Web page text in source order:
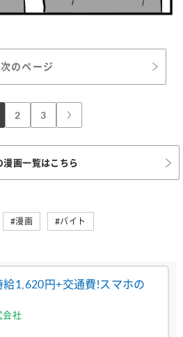
次のページ
2 3
漫画一覧はこちら
#漫画 #バイト
給1,620円+交通費!スマホの
会社